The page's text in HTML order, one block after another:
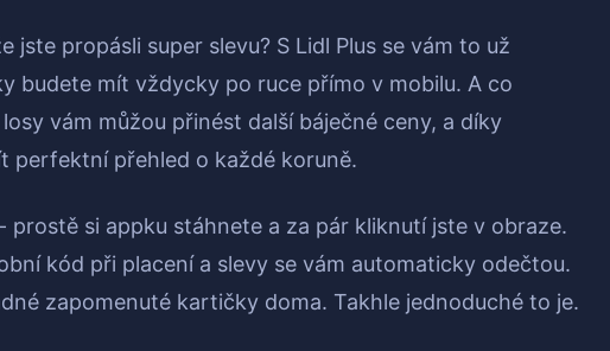
propásli super slevu? S Lidl Plus se vám to už
budete mít vždycky po ruce přímo v mobilu. A co
vám můžou přinést další báječné ceny, a díky
perfektní přehled o každé koruně.
- prostě si appku stáhnete a za pár kliknutí jste v obraze.
kód při placení a slevy se vám automaticky odečtou.
zapomenuté kartičky doma. Takhle jednoduché to je.